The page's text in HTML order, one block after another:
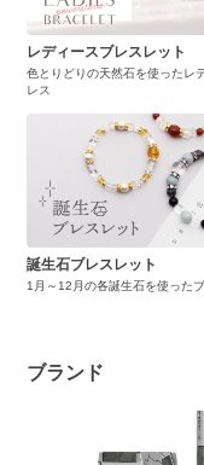
レディースブレスレット
色とりどりの天然石を使ったレ
レス
誕生石ブレスレット
1月～12月の各誕生石を使った
ブランド